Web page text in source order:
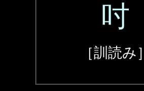
吋
［訓読み］